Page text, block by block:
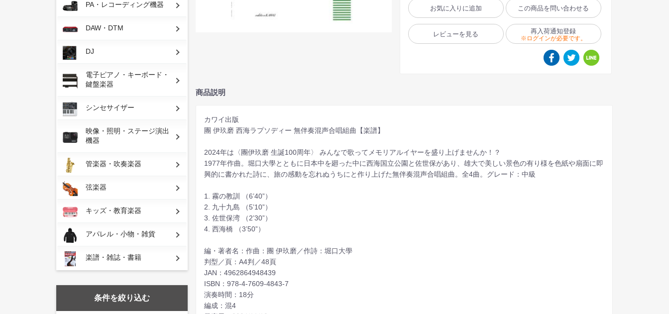
PA・レコーディング機器
DAW・DTM
DJ
電子ピアノ・キーボード・
鍵盤楽器
シンセサイザー
映像・照明・ステージ演出
機器
管楽器・吹奏楽器
弦楽器
キッズ・教育楽器
アパレル・小物・雑貨
楽譜・雑誌・書籍
条件を絞り込む
お気に入りに追加 この商品を問い合わせる
レビューを見る 再入荷通知登録
※ログインが必要です。
商品説明
カワイ出版
團 伊玖磨 西海ラプソディー 無伴奏混声合唱組曲【楽譜】
2024年は〈團伊玖磨 生誕100周年〉 みんなで歌ってメモリアルイヤーを盛り上げませんか！？
1977年作曲。堀口大學とともに日本中を廻った中に西海国立公園と佐世保があり、雄大で美しい景色の有り様を色紙や扇面に即
興的に書かれた詩に、旅の感動を忘れぬうちにと作り上げた無伴奏混声合唱組曲。全4曲。グレード：中級
1. 霧の教訓 （6’40”）
2. 九十九島 （5’10”）
3. 佐世保湾 （2’30”）
4. 西海橋 （3’50”）
編・著者名：作曲：團 伊玖磨／作詩：堀口大學
判型／頁：A4判／48頁
JAN：4962864948439
ISBN：978-4-7609-4843-7
演奏時間：18分
編成：混4